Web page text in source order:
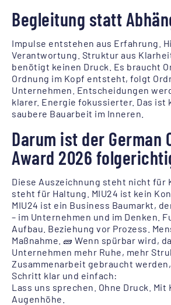
Begleitung statt
Impulse entstehen aus Erfahrung.
Verantwortung. Struktur aus
benötigt keinen Druck. Es braucht
Ordnung im Kopf entsteht, folgt
Unternehmen. Entscheidungen
klarer. Energie fokussierter. Das ist
saubere Bauarbeit im Inneren.
Darum ist der German
Award 2026
Diese Auszeichnung steht nicht für
steht für Haltung. MIU24 ist kein
MIU24 ist ein Business Baumarkt,
– im Unternehmen und im Denken.
Aufbau. Beziehung vor Prozess.
Maßnahme. 🧱 Wenn spürbar wird,
Unternehmen mehr Ruhe, mehr
Zusammenarbeit gebraucht
Schritt klar und einfach:
Lass uns sprechen. Ohne Druck. Mit
Augenhöhe.